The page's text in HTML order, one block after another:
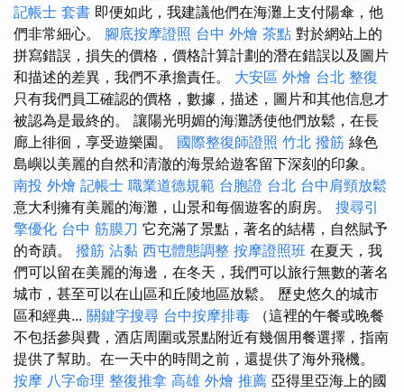
記帳士 套書 即便如此，我建議他們在海灘上支付陽傘，他
們非常細心。 腳底按摩證照 台中 外燴 茶點 對於網站上的
拼寫錯誤，損失的價格，價格計算計劃的潛在錯誤以及圖片
和描述的差異，我們不承擔責任。 大安區 外燴 台北 整復
只有我們員工確認的價格，數據，描述，圖片和其他信息才
被認為是最終的。 讓陽光明媚的海灘誘使他們放鬆，在長
廊上徘徊，享受遊樂園。 國際整復師證照 竹北 撥筋 綠色
島嶼以美麗的自然和清澈的海景給遊客留下深刻的印象。
南投 外燴 記帳士 職業道德規範 台胞證 台北 台中肩頸放鬆
意大利擁有美麗的海灘，山景和每個遊客的廚房。 搜尋引
擎優化 台中 筋膜刀 它充滿了景點，著名的結構，自然賦予
的奇蹟。 撥筋 沾黏 西屯體態調整 按摩證照班 在夏天，我
們可以留在美麗的海邊，在冬天，我們可以旅行無數的著名
城市，甚至可以在山區和丘陵地區放鬆。 歷史悠久的城市
區和經典... 關鍵字搜尋 台中按摩排毒 （這裡的午餐或晚餐
不包括參與費，酒店周圍或景點附近有幾個用餐選擇，指南
提供了幫助。在一天中的時間之前，還提供了海外飛機。
按摩 八字命理 整復推拿 高雄 外燴 推薦 亞得里亞海上的國